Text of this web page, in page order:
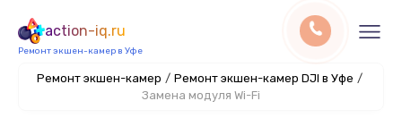
action-iq.ru
Ремонт экшен-камер в Уфе
Ремонт экшен-камер / Ремонт экшен-камер DJI в Уфе /
Замена модуля Wi-Fi